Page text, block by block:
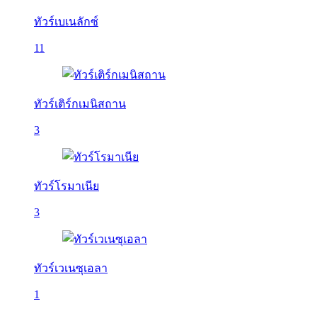
ทัวร์เบเนลักซ์
11
ทัวร์เติร์กเมนิสถาน
3
ทัวร์โรมาเนีย
3
ทัวร์เวเนซุเอลา
1